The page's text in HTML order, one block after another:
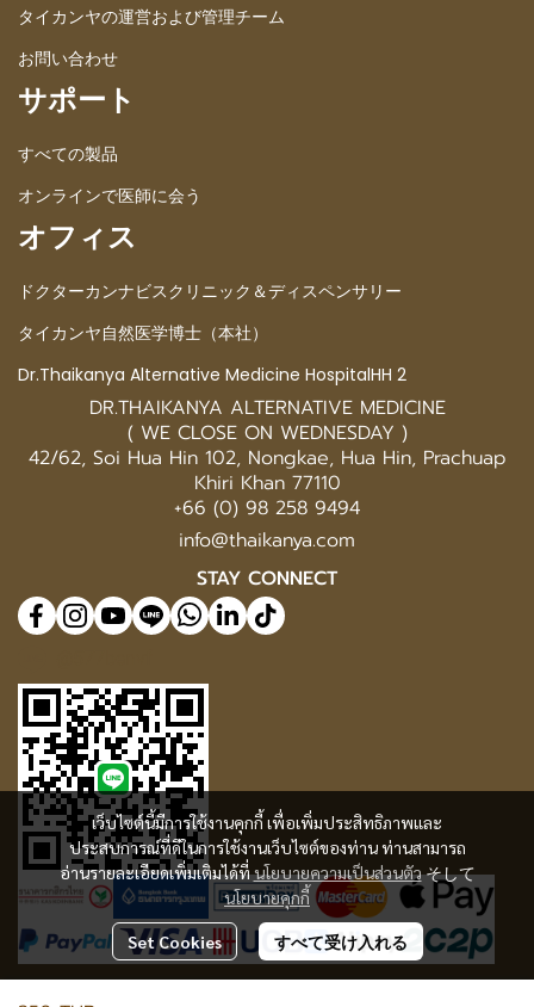
เว็บไซต์นี้มีการใช้งานคุกกี้ เพื่อเพิ่มประสิทธิภาพและ
ประสบการณ์ที่ดีในการใช้งานเว็บไซต์ของท่าน ท่านสามารถ
อ่านรายละเอียดเพิ่มเติมได้ที่นโยบายความเป็นส่วนตัวそして
นโยบายคุกกี้
Set Cookies すべて受け入れる
タイカンヤの運営および管理チーム
お問い合わせ
サポート
すべての製品
オンラインで医師に会う
オフィス
ドクターカンナビスクリニック＆ディスペンサリー
タイカンヤ自然医学博士（本社）
Dr.Thaikanya Alternative Medicine HospitalHH 2
DR.THAIKANYA ALTERNATIVE MEDICINE
( WE CLOSE ON WEDNESDAY )
42/62, Soi Hua Hin 102, Nongkae, Hua Hin, Prachuap
Khiri Khan 77110
+66 (0) 98 258 9494
info@thaikanya.com
STAY CONNECT